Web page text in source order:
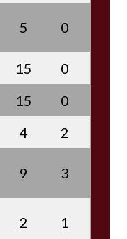
5 0
15
0
15
0
4
2
9 3
2 1